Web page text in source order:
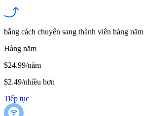
bằng cách chuyển sang thành viên hàng năm
Hàng năm
$24.99/năm
$2.49/nhiều hơn
Tiếp tục